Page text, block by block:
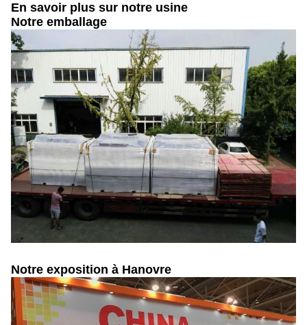
En savoir plus sur notre usine
Notre emballage
Notre exposition à Hanovre